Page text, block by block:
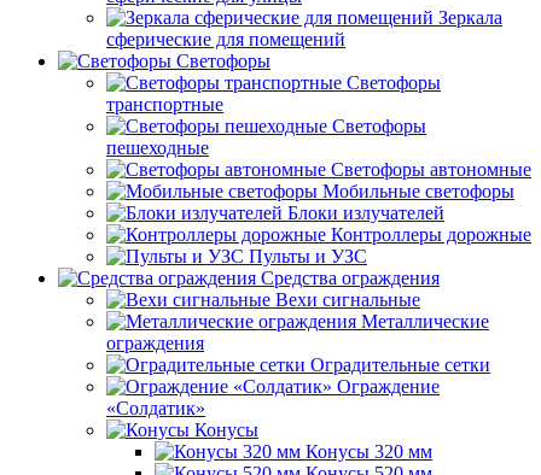
Зеркала
сферические для помещений
Светофоры
Светофоры
транспортные
Светофоры
пешеходные
Светофоры автономные
Мобильные светофоры
Блоки излучателей
Контроллеры дорожные
Пульты и УЗС
Средства ограждения
Вехи сигнальные
Металлические
ограждения
Оградительные сетки
Ограждение
«Солдатик»
Конусы
Конусы 320 мм